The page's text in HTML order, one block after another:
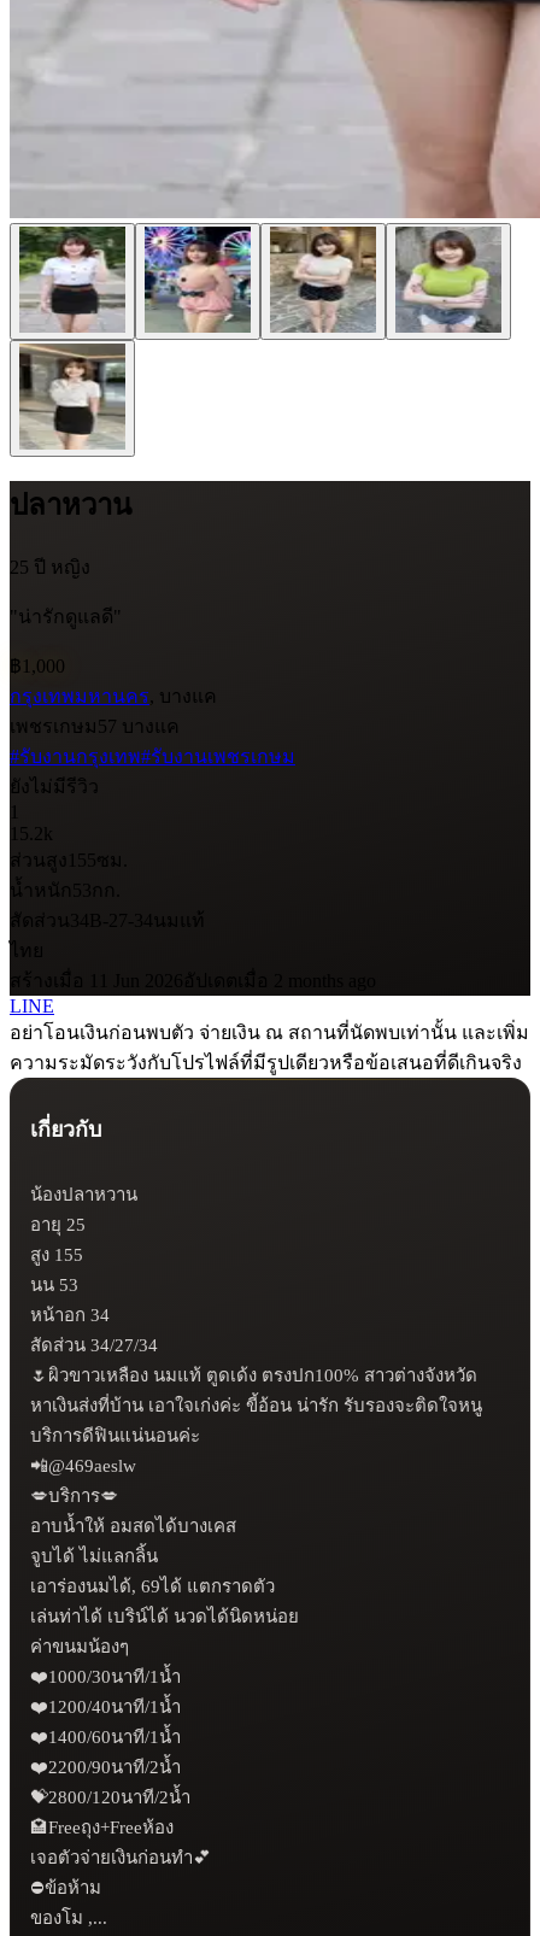
ปลาหวาน
25 ปี หญิง
"น่ารักดูแลดี"
฿1,000
กรุงเทพมหานคร, บางแค
เพชรเกษม57 บางแค
#รับงานกรุงเทพ#รับงานเพชรเกษม
ยังไม่มีรีวิว
1
15.2k
ส่วนสูง 155ซม.
น้ำหนัก 53กก.
สัดส่วน 34B-27-34
ไทย
LINE
อย่าโอนเงินก่อนพบตัว จ่ายเงิน ณ สถานที่นัดพบเท่านั้น และเพิ่ม
ความระมัดระวังกับโปรไฟล์ที่มีรูปเดียวหรือข้อเสนอที่ดีเกินจริง
เกี่ยวกับ
น้องปลาหวาน
อายุ 25
สูง 155
นน 53
หน้าอก 34
สัดส่วน 34/27/34
🌷ผิวขาวเหลือง นมแท้ ตูดเด้ง ตรงปก100% สาวต่างจังหวัด
หาเงินส่งที่บ้าน เอาใจเก่งค่ะ ขี้อ้อน น่ารัก รับรองจะติดใจหนู
บริการดีฟินแน่นอนค่ะ
📲@469aeslw
💋บริการ💋
อาบน้ำให้ อมสดได้บางเคส
จูบได้ ไม่แลกลิ้น
เอาร่องนมได้, 69ได้ แตกราดตัว
เล่นท่าได้ เบริน์ได้ นวดได้นิดหน่อย
ค่าขนมน้องๆ
❤️1000/30นาที/1น้ำ
❤️1200/40นาที/1น้ำ
❤️1400/60นาที/1น้ำ
❤️2200/90นาที/2น้ำ
💝2800/120นาที/2น้ำ
🏩Freeถุง+Freeห้อง
เจอตัวจ่ายเงินก่อนทำ💕
⛔ข้อห้าม
ของโม ,...